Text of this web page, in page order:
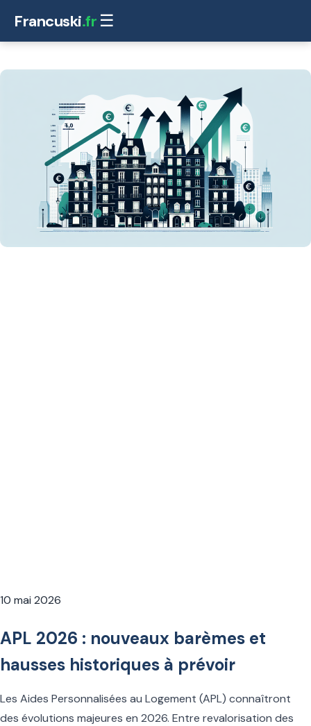
Francuski.fr ☰
10 mai 2026
APL 2026 : nouveaux barèmes et
hausses historiques à prévoir
Les Aides Personnalisées au Logement (APL) connaîtront
des évolutions majeures en 2026. Entre revalorisation des